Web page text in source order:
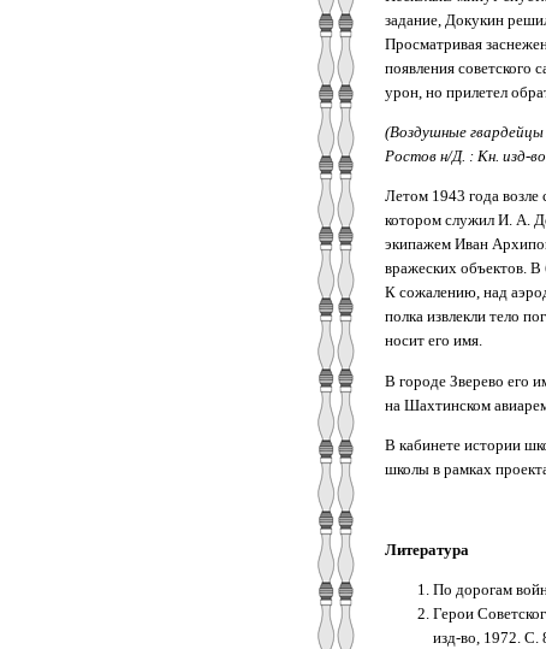
задание, Докукин
Просматривая
появления советского
урон, но прилетел
(Воздушные
Ростов н/Д. : Кн. изд-
Летом 1943 года возле
котором служил И. А.
экипажем Иван
вражеских объектов.
К сожалению, над
полка извлекли тело
носит его имя.
В городе Зверево его
на Шахтинском
В кабинете истории
школы в рамках
Литература
По дорогам
Герои
изд-во, 1972. С.